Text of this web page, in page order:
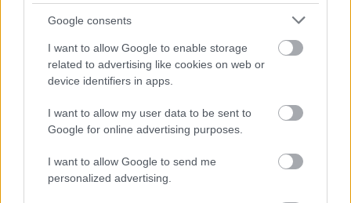
Google consents
I want to allow Google to enable storage
related to advertising like cookies on web or
device identifiers in apps.
I want to allow my user data to be sent to
Google for online advertising purposes.
I want to allow Google to send me
personalized advertising.
alázatosságukkal mások javát szolgálták, kerülve a
nyilvános elismerést.
Jelenlegi életedben: A modern Bölcs személyek
továbbra is érzékenyek és nehezen megközelíthetők.
Védekezésük a negatív hatások ellen olykor
elszigetelheti őket, így fontos, hogy nyitottabbá
váljanak és megtanuljanak másokkal együttműködni.